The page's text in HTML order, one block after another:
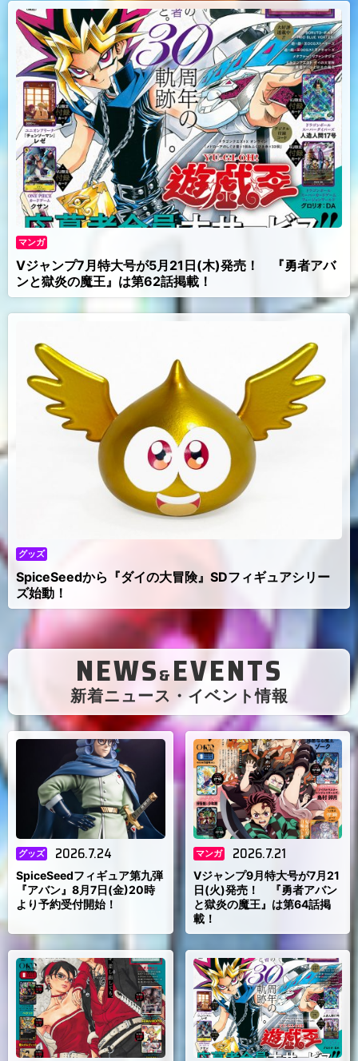
マンガ
Vジャンプ7月特大号が5月21日(木)発売！ 『勇者アバ
ンと獄炎の魔王』は第62話掲載！
グッズ
SpiceSeedから『ダイの大冒険』SDフィギュアシリー
ズ始動！
NEWS&EVENTS
新着ニュース・イベント情報
）
グッズ 2026.7.24
SpiceSeedフィギュア第九弾
『アバン』8月7日(金)20時
より予約受付開始！
マンガ 2026.7.21
Vジャンプ9月特大号が7月21
日(火)発売！ 『勇者アバン
と獄炎の魔王』は第64話掲
載！